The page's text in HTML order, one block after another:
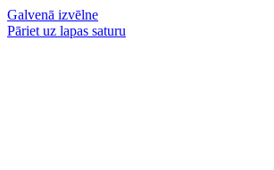
Galvenā izvēlne
Pāriet uz lapas saturu